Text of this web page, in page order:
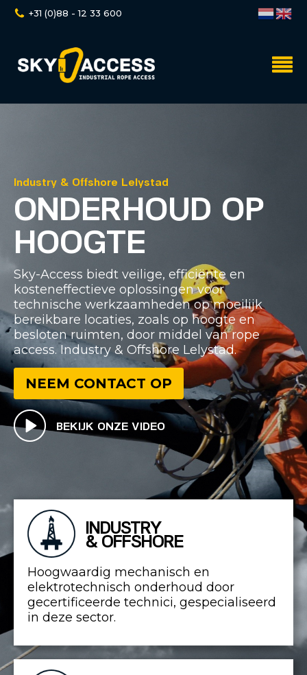
+31 (0)88 - 12 33 600
Industry & Offshore Lelystad
ONDERHOUD OP
HOOGTE
Sky-Access biedt veilige, efficiënte en
kosteneffectieve oplossingen voor
technische werkzaamheden op moeilijk
bereikbare locaties, zoals op hoogte en
besloten ruimten, door middel van rope
access. Industry & Offshore Lelystad.
NEEM CONTACT OP
BEKIJK ONZE VIDEO
INDUSTRY
& OFFSHORE
Hoogwaardig mechanisch en
elektrotechnisch onderhoud door
gecertificeerde technici, gespecialiseerd
in deze sector.